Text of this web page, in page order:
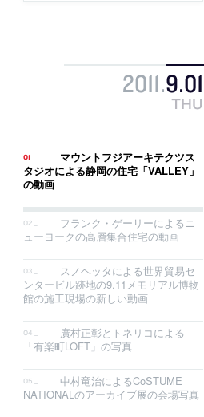
2011.9.01
THU
マウントフジアーキテクツス
タジオによる静岡の住宅「VALLEY」
の動画
フランク・ゲーリーによるニ
ューヨークの高層集合住宅の動画
スノヘッタによる世界貿易セ
ンタービル跡地の9.11メモリアル博物
館の施工現場の新しい動画
廣村正彰とトネリコによる
「有楽町LOFT」の写真
中村竜治によるCoSTUME
NATIONALのアーカイブ展の会場写真